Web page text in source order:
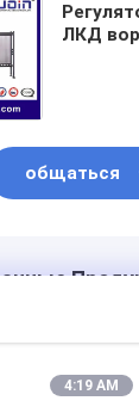
ЛКД
общаться
4:19 AM